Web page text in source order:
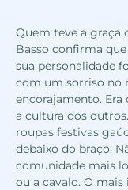
Quem teve a graça
Basso confirma
sua personalidade
com um sorriso no
encorajamento.
a cultura dos
roupas festivas
debaixo do braço.
comunidade mais
ou a cavalo. O